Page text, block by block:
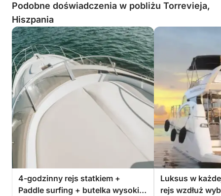
Podobne doświadczenia w pobliżu Torrevieja,
Hiszpania
4-godzinny rejs statkiem +
Paddle surfing + butelka wysokiej
Luksus w
rejs wzdłuż